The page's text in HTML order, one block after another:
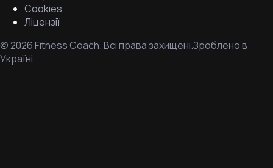
Cookies
Ліцензії
©2026Fitness Coach.Всі права захищені.Зроблено в
Україні